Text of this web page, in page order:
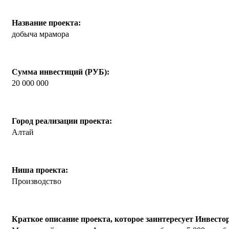
Название проекта:
добыча мрамора
Сумма инвестиций (РУБ):
20 000 000
Город реализации проекта:
Алтай
Ниша проекта:
Производство
Краткое описание проекта, которое заинтересует